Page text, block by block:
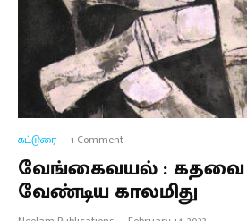
கட்டுரை · 1 Comment
வேங்கைவயல் : கதவை
வேண்டிய காலமிது